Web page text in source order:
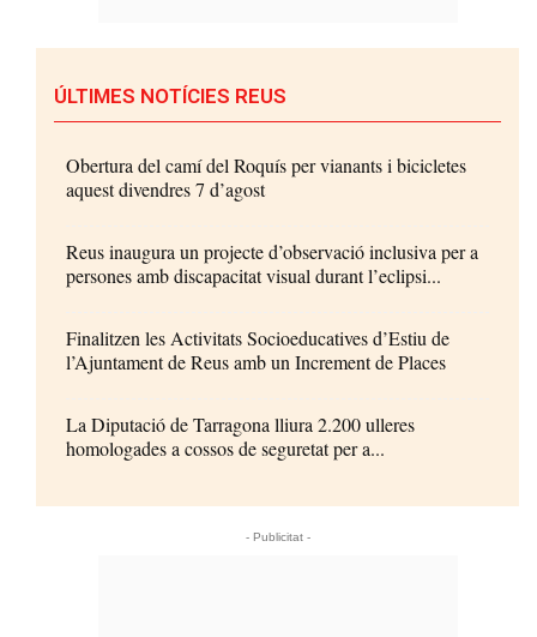
ÚLTIMES NOTÍCIES REUS
Obertura del camí del Roquís per vianants i bicicletes
aquest divendres 7 d’agost
Reus inaugura un projecte d’observació inclusiva per a
persones amb discapacitat visual durant l’eclipsi...
Finalitzen les Activitats Socioeducatives d’Estiu de
l’Ajuntament de Reus amb un Increment de Places
La Diputació de Tarragona lliura 2.200 ulleres
homologades a cossos de seguretat per a...
- Publicitat -